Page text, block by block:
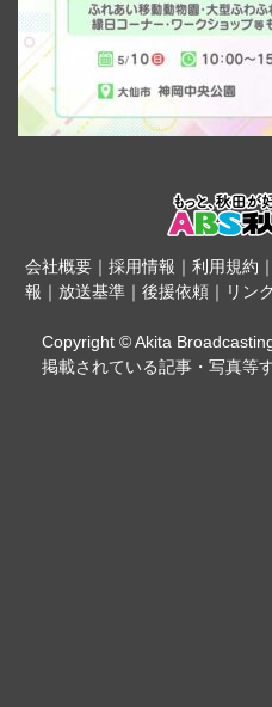
会社概要｜ 採用情報 ｜ 利用規約 ｜
報 ｜ 放送基準 ｜ 後援依頼 ｜ リンク
Copyright © Akita
掲載されている記事・写真等